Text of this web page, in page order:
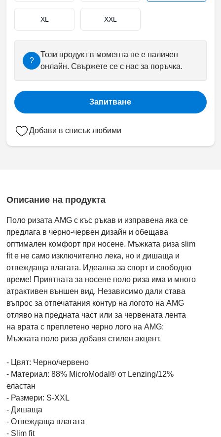
XL XXL
?
Този продукт в момента не е наличен
онлайн. Свържете се с нас за поръчка.
Запитване
Добави в списък любими
Описание на продукта
Поло ризата AMG с къс ръкав и изправена яка се
предлага в черно-червен дизайн и обещава
оптимален комфорт при носене. Мъжката риза slim
fit е не само изключително лека, но и дишаща и
отвеждаща влагата. Идеална за спорт и свободно
време! Приятната за носене поло риза има и много
атрактивен външен вид. Независимо дали става
въпрос за отпечатания контур на логото на AMG
отляво на предната част или за червената лента
на врата с преплетено черно лого на AMG:
Мъжката поло риза добавя стилен акцент.
- Цвят: Черно/червено
- Материал: 88% MicroModal® от Lenzing/12%
еластан
- Размери: S-XXL
- Дишаща
- Отвеждаща влагата
- Slim fit